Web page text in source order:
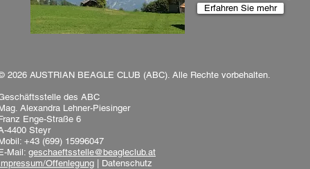
Erfahren Sie mehr
2026 AUSTRIAN BEAGLE CLUB (ABC). Alle Rechte vorbehalten.
des ABC
Alexandra Lehner-Piesinger
Enge-Straße 6
4400 Steyr
+43 (699) 15996047
Mail: geschaeftsstelle@beagleclub.at
Offenlegung
Datenschutz